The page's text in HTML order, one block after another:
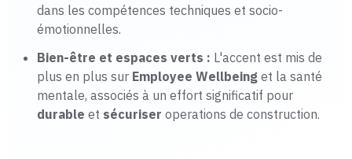
dans les compétences techniques et socio-
émotionnelles.
Bien-être et espaces verts : L'accent est mis de
plus en plus sur Employee Wellbeing et la santé
mentale, associés à un effort significatif pour
durable et sécuriser operations de construction.